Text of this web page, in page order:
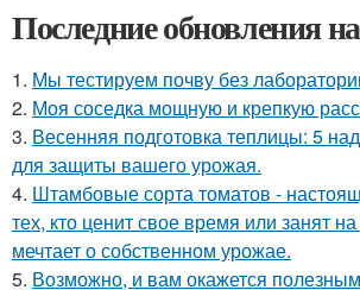
Последние обновления
1. Мы тестируем почву без
2. Моя соседка мощную и крепкую
3. Весенняя подготовка теплицы: 5
для защиты вашего урожая.
4. Штамбовые сорта томатов -
тех, кто ценит свое время или занят
мечтает о собственном урожае.
5. Возможно, и вам окажется